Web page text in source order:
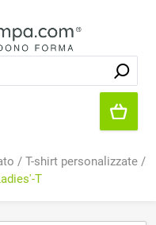
/ T-shirt personalizzate/
T